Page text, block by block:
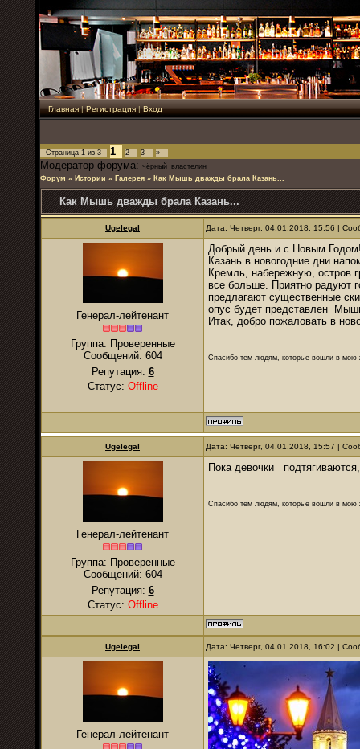
Главная|Регистрация|Вход
Страница 1 из 3 1 2 3 »
Модератор форума: чёрный_властелин
Форум » Истории » Галерея » Как Мышь дважды брала Казань...
Как Мышь дважды брала Казань...
Ugelegal Дата: Четверг, 04.01.2018, 15:56 |
Генерал-лейтенант
Группа: Проверенные
Сообщений: 604
Репутация: 6
Статус: Offline
Добрый день и с Новым
Казань в новогодние дни
Кремль, набережную, остров
все больше. Приятно радуют
предлагают существенные
опус будет представлен
Итак, добро пожаловать в
Спасибо тем людям, которые вошли в мою
Ugelegal Дата: Четверг, 04.01.2018, 15:57 |
Генерал-лейтенант
Группа: Проверенные
Сообщений: 604
Репутация: 6
Статус: Offline
Пока девочки
Спасибо тем людям, которые вошли в мою
Ugelegal Дата: Четверг, 04.01.2018, 16:02 |
Генерал-лейтенант